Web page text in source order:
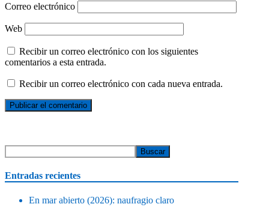
Correo electrónico
Web
Recibir un correo electrónico con los siguientes
comentarios a esta entrada.
Recibir un correo electrónico con cada nueva entrada.
Entradas recientes
En mar abierto (2026): naufragio claro